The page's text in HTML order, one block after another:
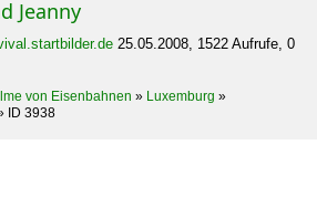
Jeanny
25.05.2008, 1522 Aufrufe, 0
von Eisenbahnen » Luxemburg »
ID 3938